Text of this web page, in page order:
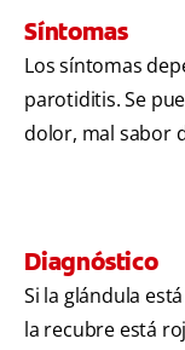
Síntomas
Los síntomas
parotiditis. Se
dolor, mal sabor
Diagnóstico
Si la glándula
la recubre está